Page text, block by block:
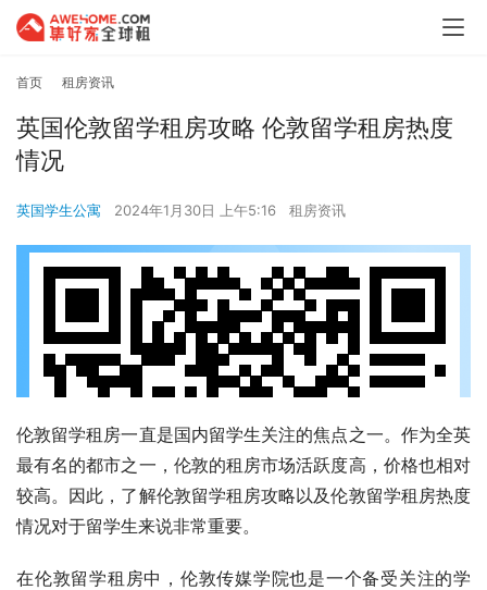
首页 租房资讯
英国伦敦留学租房攻略 伦敦留学租房热度
情况
英国学生公寓 2024年1月30日 上午5:16 租房资讯
伦敦留学租房一直是国内留学生关注的焦点之一。作为全英
最有名的都市之一，伦敦的租房市场活跃度高，价格也相对
较高。因此，了解伦敦留学租房攻略以及伦敦留学租房热度
情况对于留学生来说非常重要。
在伦敦留学租房中，伦敦传媒学院也是一个备受关注的学